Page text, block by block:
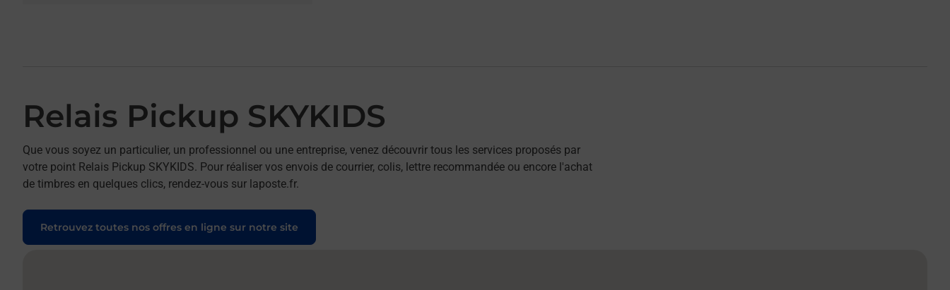
Relais Pickup SKYKIDS
Que vous soyez un particulier, un professionnel ou une entreprise, venez découvrir tous les services proposés par
votre point Relais Pickup SKYKIDS. Pour réaliser vos envois de courrier, colis, lettre recommandée ou encore l'achat
de timbres en quelques clics, rendez-vous sur laposte.fr.
Retrouvez toutes nos offres en ligne sur notre site